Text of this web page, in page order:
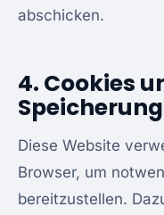
abschicken.
4. Cookies
Speicherung
Diese Website
Browser, um
bereitzustellen.